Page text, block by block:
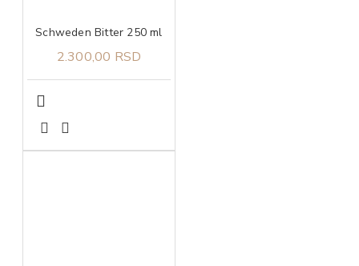
Schweden Bitter 250 ml
2.300,00 RSD